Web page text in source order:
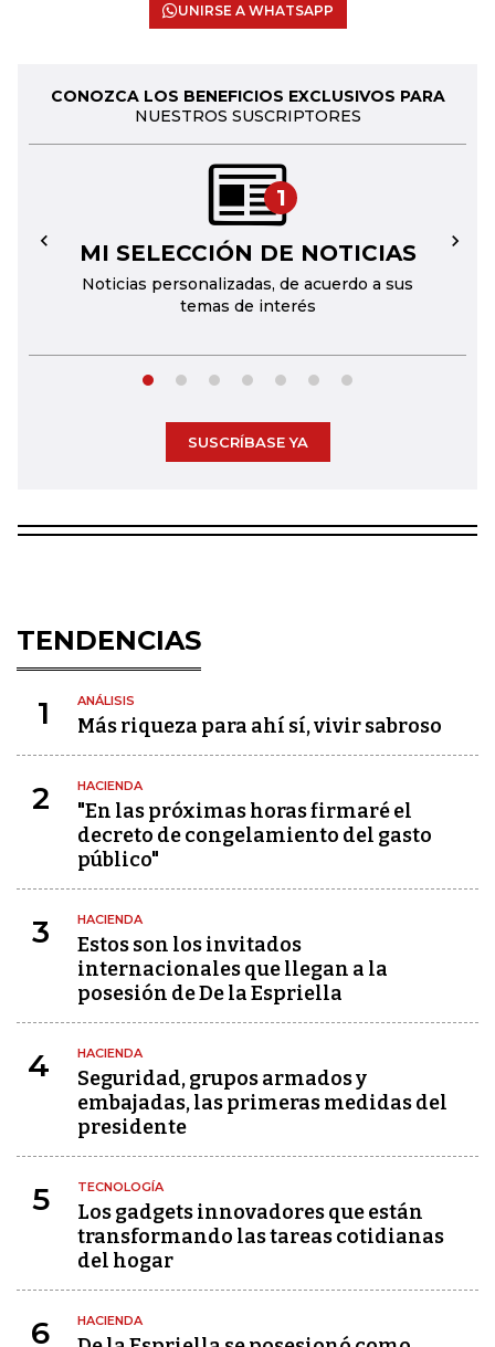
UNIRSE A WHATSAPP
CONOZCA LOS BENEFICIOS EXCLUSIVOS PARA
NUESTROS SUSCRIPTORES
1
MI SELECCIÓN DE NOTICIAS
Noticias personalizadas, de acuerdo a sus
temas de interés
← →
SUSCRÍBASE YA
TENDENCIAS
1 ANÁLISIS
Más riqueza para ahí sí, vivir sabroso
2 HACIENDA
"En las próximas horas firmaré el
decreto de congelamiento del gasto
público"
3 HACIENDA
Estos son los invitados
internacionales que llegan a la
posesión de De la Espriella
4 HACIENDA
Seguridad, grupos armados y
embajadas, las primeras medidas del
presidente
5 TECNOLOGÍA
Los gadgets innovadores que están
transformando las tareas cotidianas
del hogar
6 HACIENDA